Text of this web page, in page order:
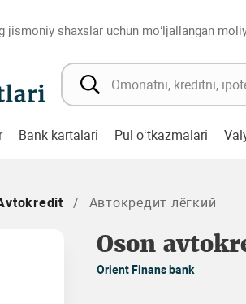
jismoniy shaxslar uchun mo‘ljallangan
Bank kartalari Pul o‘tkazmalari
Автокредит лёгкий
Oson
Orient Finans bank